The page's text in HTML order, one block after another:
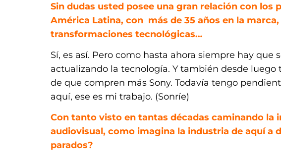
Sin dudas usted posee una gran relación con los
América Latina, con más de 35 años en la
transformaciones tecnológicas…
Sí, es así. Pero como hasta ahora siempre hay
actualizando la tecnología. Y también desde luego
de que compren más Sony. Todavía tengo
aquí, ese es mi trabajo. (Sonríe)
Con tanto visto en tantas décadas caminando
audiovisual, como imagina la industria de aquí a
parados?